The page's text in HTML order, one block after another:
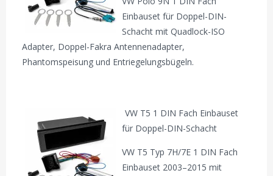
Einbauset für Doppel-DIN-
Schacht mit Quadlock-ISO
Adapter, Doppel-Fakra Antennenadapter,
Phantomspeisung und Entriegelungsbügeln.
VW T5 1 DIN Fach Einbauset
für Doppel-DIN-Schacht
VW T5 Typ 7H/7E 1 DIN Fach
Einbauset 2003–2015 mit